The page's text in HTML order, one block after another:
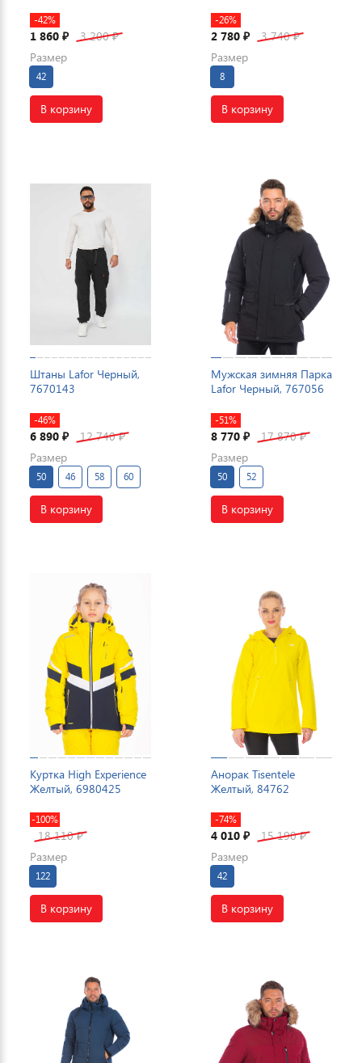
-42%
1 860 ₽ 3 200₽
Размер
42
В корзину
-26%
2 780 ₽ 3 740₽
Размер
8
В корзину
Штаны Lafor Черный,
7670143
-46%
6 890 ₽ 12 740₽
Размер
50 46 58 60
В корзину
Мужская зимняя Парка
Lafor Черный, 767056
-51%
8 770 ₽ 17 870₽
Размер
50 52
В корзину
Куртка High Experience
Желтый, 6980425
-100%
18 110₽
Размер
122
В корзину
Анорак Tisentele
Желтый, 84762
-74%
4 010 ₽ 15 190₽
Размер
42
В корзину